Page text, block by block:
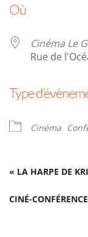
Où
Cinéma Le
Rue de
Type
Cinéma
« LA HARPE DE
CINÉ-CONFÉRENCE